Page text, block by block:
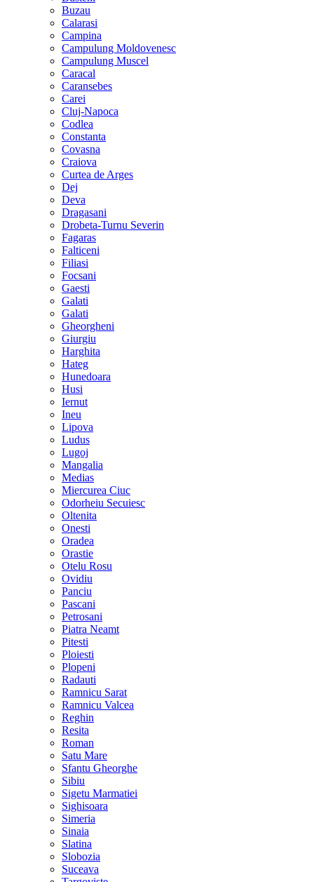
Buzau
Calarasi
Campina
Campulung Moldovenesc
Campulung Muscel
Caracal
Caransebes
Carei
Cluj-Napoca
Codlea
Constanta
Covasna
Craiova
Curtea de Arges
Dej
Deva
Dragasani
Drobeta-Turnu Severin
Fagaras
Falticeni
Filiasi
Focsani
Gaesti
Galati
Galati
Gheorgheni
Giurgiu
Harghita
Hateg
Hunedoara
Husi
Iernut
Ineu
Lipova
Ludus
Lugoj
Mangalia
Medias
Miercurea Ciuc
Odorheiu Secuiesc
Oltenita
Onesti
Oradea
Orastie
Otelu Rosu
Ovidiu
Panciu
Pascani
Petrosani
Piatra Neamt
Pitesti
Ploiesti
Plopeni
Radauti
Ramnicu Sarat
Ramnicu Valcea
Reghin
Resita
Roman
Satu Mare
Sfantu Gheorghe
Sibiu
Sigetu Marmatiei
Sighisoara
Simeria
Sinaia
Slatina
Slobozia
Suceava